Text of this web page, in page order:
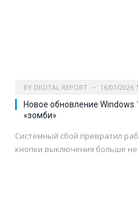
BY DIGITAL REPORT 16/01/2026
Новое обновление
«зомби»
Системный сбой превратил
кнопки выключения больше